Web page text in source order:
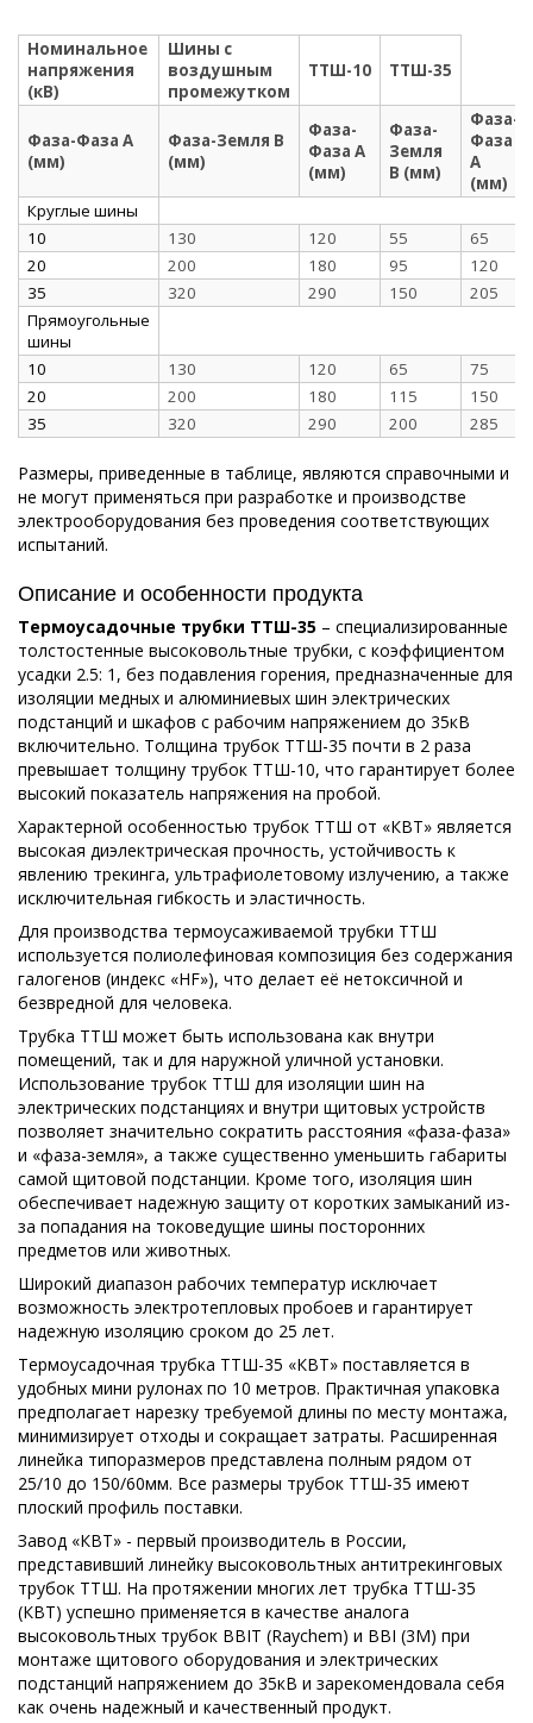
Номинальное
напряжения
(кВ)
Шины с
воздушным
промежутком
ТТШ-10 ТТШ-35
Фаза-Фаза А
(мм)
Фаза-Земля В
(мм)
Фаза-
Фаза А
(мм)
Фаза-
Земля
В (мм)
Фаза-
Фаза
А
(мм)
Круглые шины
10
130 120 55
65
20
200 180 95
120
35
320 290 150
205
Прямоугольные
шины
10
130 120 65
75
20
200 180 115
150
35
320 290 200 285
Размеры, приведенные в таблице, являются справочными и
не могут применяться при разработке и производстве
электрооборудования без проведения соответствующих
испытаний.
Описание и особенности продукта
Термоусадочные трубки ТТШ-35 – специализированные
толстостенные высоковольтные трубки, с коэффициентом
усадки 2.5: 1, без подавления горения, предназначенные для
изоляции медных и алюминиевых шин электрических
подстанций и шкафов с рабочим напряжением до 35кВ
включительно. Толщина трубок ТТШ-35 почти в 2 раза
превышает толщину трубок ТТШ-10, что гарантирует более
высокий показатель напряжения на пробой.
Характерной особенностью трубок ТТШ от «КВТ» является
высокая диэлектрическая прочность, устойчивость к
явлению трекинга, ультрафиолетовому излучению, а также
исключительная гибкость и эластичность.
Для производства термоусаживаемой трубки ТТШ
используется полиолефиновая композиция без содержания
галогенов (индекс «HF»), что делает её нетоксичной и
безвредной для человека.
Трубка ТТШ может быть использована как внутри
помещений, так и для наружной уличной установки.
Использование трубок ТТШ для изоляции шин на
электрических подстанциях и внутри щитовых устройств
позволяет значительно сократить расстояния «фаза-фаза»
и «фаза-земля», а также существенно уменьшить габариты
самой щитовой подстанции. Кроме того, изоляция шин
обеспечивает надежную защиту от коротких замыканий из-
за попадания на токоведущие шины посторонних
предметов или животных.
Широкий диапазон рабочих температур исключает
возможность электротепловых пробоев и гарантирует
надежную изоляцию сроком до 25 лет.
Термоусадочная трубка ТТШ-35 «КВТ» поставляется в
удобных мини рулонах по 10 метров. Практичная упаковка
предполагает нарезку требуемой длины по месту монтажа,
минимизирует отходы и сокращает затраты. Расширенная
линейка типоразмеров представлена полным рядом от
25/10 до 150/60мм. Все размеры трубок ТТШ-35 имеют
плоский профиль поставки.
Завод «КВТ» - первый производитель в России,
представивший линейку высоковольтных антитрекинговых
трубок ТТШ. На протяжении многих лет трубка ТТШ-35
(КВТ) успешно применяется в качестве аналога
высоковольтных трубок BBIT (Raychem) и BBI (3M) при
монтаже щитового оборудования и электрических
подстанций напряжением до 35кВ и зарекомендовала себя
как очень надежный и качественный продукт.